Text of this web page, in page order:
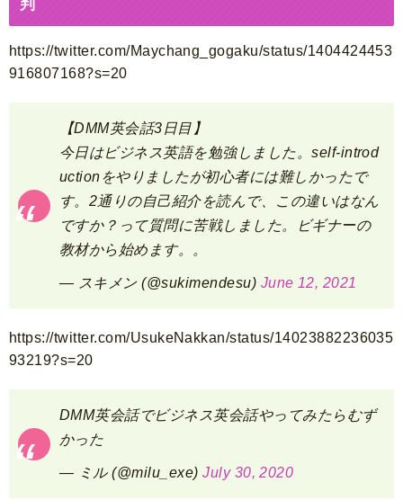
判
https://twitter.com/Maychang_gogaku/status/1404424453
916807168?s=20
【DMM英会話3日目】
今日はビジネス英語を勉強しました。self-introd
uctionをやりましたが初心者には難しかったで
す。2通りの自己紹介を読んで、この違いはなん
ですか？って質問に苦戦しました。ビギナーの
教材から始めます。。
— スキメン (@sukimendesu) June 12, 2021
https://twitter.com/UsukeNakkan/status/14023882236035
93219?s=20
DMM英会話でビジネス英会話やってみたらむず
かった
— ミル (@milu_exe)July 30, 2020